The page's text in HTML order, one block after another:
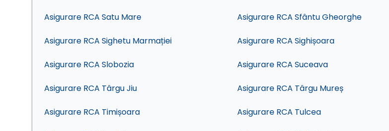
Asigurare RCA Satu Mare Asigurare RCA Sfântu Gheorghe
Asigurare RCA Sighetu Marmației Asigurare RCA Sighișoara
Asigurare RCA Slobozia Asigurare RCA Suceava
Asigurare RCA Târgu Jiu Asigurare RCA Târgu Mureș
Asigurare RCA Timișoara Asigurare RCA Tulcea